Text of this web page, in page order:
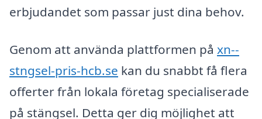
erbjudandet som passar just dina behov.
Genom att använda plattformen på xn--
stngsel-pris-hcb.se kan du snabbt få flera
offerter från lokala företag specialiserade
på stängsel. Detta ger dig möjlighet att